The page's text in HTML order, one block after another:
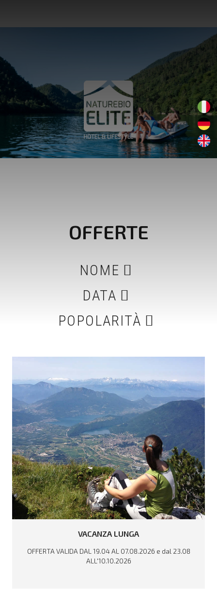
OFFERTE
NOME
DATA
POPOLARITÀ
LEGGI TUTTO
VACANZA LUNGA
OFFERTA VALIDA DAL 19.04 AL 07.08.2026 e dal 23.08
ALL'10.10.2026